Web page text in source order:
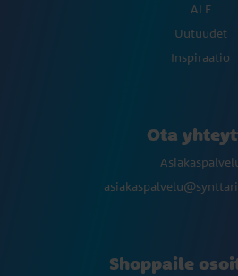
ALE
Uutuudet
Inspiraatio
Ota
Shoppaile